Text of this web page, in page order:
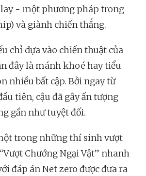
- một phương pháp trong
và giành chiến thắng.
chỉ dựa vào chiến thuật của
đây là mánh khoé hay tiểu
nhiều bất cập. Bởi ngay từ
tiên, cậu đã gây ấn tượng
gần như tuyệt đối.
trong những thí sinh vượt
Chướng Ngại Vật” nhanh
đáp án Net zero được đưa ra